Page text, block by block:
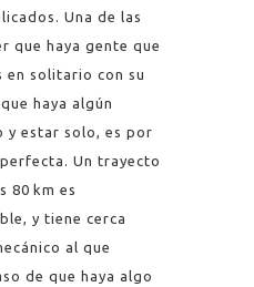
Una de las
que haya gente que
en solitario con su
haya algún
y estar solo, es por
Un trayecto
80 km es
y tiene cerca
al que
de que haya algo